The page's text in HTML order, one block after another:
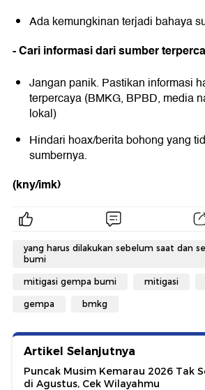
Ada kemungkinan terjadi bahaya
- Cari informasi dari sumber
Jangan panik. Pastikan informasi
terpercaya (BMKG, BPBD, media
lokal)
Hindari hoax/berita bohong yang
sumbernya.
(kny/imk)
yang harus dilakukan sebelum saat dan
bumi
mitigasi gempa bumi mitigasi
gempa bmkg
Artikel Selanjutnya
Puncak Musim Kemarau 2026 Tak
di Agustus, Cek Wilayahmu